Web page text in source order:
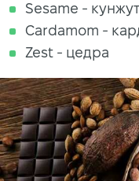
Sesame - кунжут
Cardamom -
Zest - цедра